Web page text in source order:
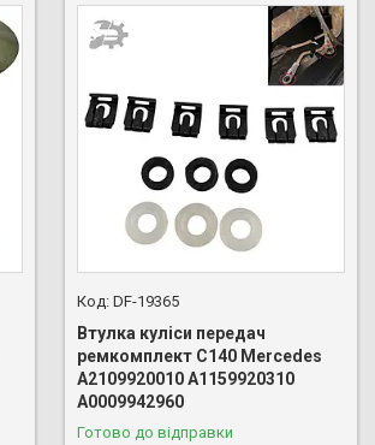
DF-19365
Втулка куліси передач
ремкомплект C140 Mercedes
A2109920010 A1159920310
A0009942960
Готово до відправки